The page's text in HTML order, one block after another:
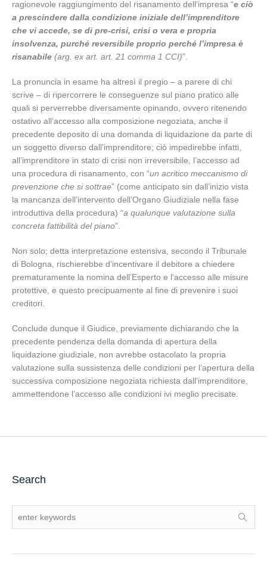
ragionevole raggiungimento del risanamento dell’impresa “e ciò
a prescindere dalla condizione iniziale dell’imprenditore
che vi accede, se di pre-crisi, crisi o vera e propria
insolvenza, purché reversibile proprio perché l’impresa è
risanabile (arg. ex art. art. 21 comma 1 CCI)”.
La pronuncia in esame ha altresì il pregio – a parere di chi
scrive – di ripercorrere le conseguenze sul piano pratico alle
quali si perverrebbe diversamente opinando, ovvero ritenendo
ostativo all’accesso alla composizione negoziata, anche il
precedente deposito di una domanda di liquidazione da parte di
un soggetto diverso dall’imprenditore; ciò impedirebbe infatti,
all’imprenditore in stato di crisi non irreversibile, l’accesso ad
una procedura di risanamento, con “un acritico meccanismo di
prevenzione che si sottrae” (come anticipato sin dall’inizio vista
la mancanza dell’intervento dell’Organo Giudiziale nella fase
introduttiva della procedura) “a qualunque valutazione sulla
concreta fattibilità del piano”.
Non solo; detta interpretazione estensiva, secondo il Tribunale
di Bologna, rischierebbe d’incentivare il debitore a chiedere
prematuramente la nomina dell’Esperto e l’accesso alle misure
protettive, e questo precipuamente al fine di prevenire i suoi
creditori.
Conclude dunque il Giudice, previamente dichiarando che la
precedente pendenza della domanda di apertura della
liquidazione giudiziale, non avrebbe ostacolato la propria
valutazione sulla sussistenza delle condizioni per l’apertura della
successiva composizione negoziata richiesta dall’imprenditore,
ammettendone l’accesso alle condizioni ivi meglio precisate.
Search